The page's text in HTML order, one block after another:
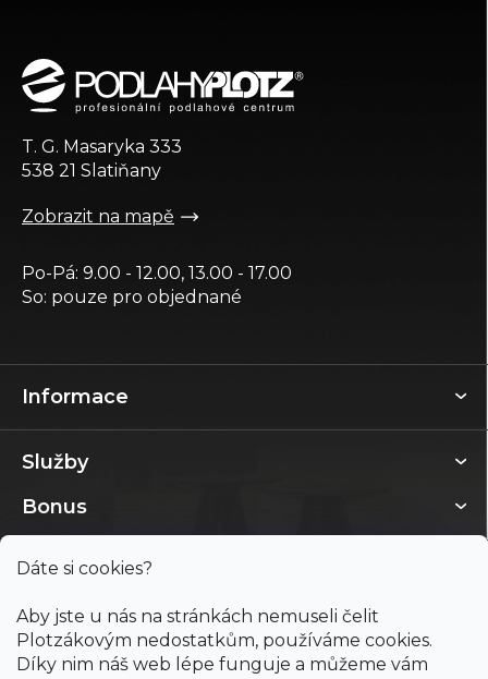
Dáte si cookies?
Aby jste u nás na stránkách nemuseli čelit
Plotzákovým nedostatkům, používáme cookies.
Díky nim náš web lépe funguje a můžeme vám
Informace
Služby
Bonus
T. G. Masaryka 333
538 21 Slatiňany
Zobrazit na mapě
Po-Pá: 9.00 - 12.00, 13.00 - 17.00
So: pouze pro objednané